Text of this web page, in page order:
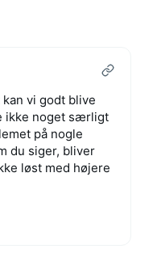
kan vi godt blive
ikke noget særligt
på nogle
du siger, bliver
løst med højere